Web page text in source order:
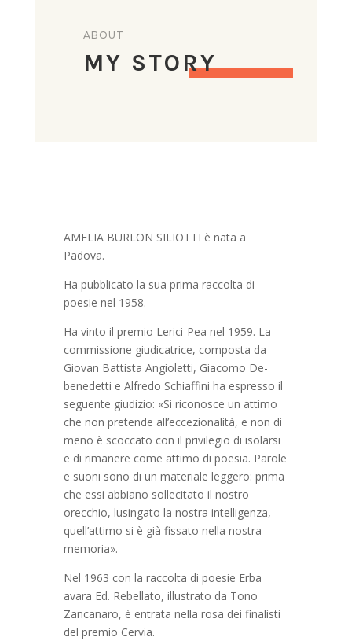
ABOUT
MY STORY
AMELIA BURLON SILIOTTI è nata a
Padova.
Ha pubblicato la sua prima raccolta di
poesie nel 1958.
Ha vinto il premio Lerici-Pea nel 1959. La
commissione giudicatrice, composta da
Giovan Battista Angioletti, Giacomo De-
benedetti e Alfredo Schiaffini ha espresso il
seguente giudizio: «Si riconosce un attimo
che non pretende all’eccezionalità, e non di
meno è scoccato con il privilegio di isolarsi
e di rimanere come attimo di poesia. Parole
e suoni sono di un materiale leggero: prima
che essi abbiano sollecitato il nostro
orecchio, lusingato la nostra intelligenza,
quell’attimo si è già fissato nella nostra
memoria».
Nel 1963 con la raccolta di poesie Erba
avara Ed. Rebellato, illustrato da Tono
Zancanaro, è entrata nella rosa dei finalisti
del premio Cervia.